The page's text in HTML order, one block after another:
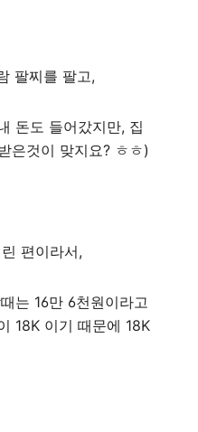
팔찌를 팔고,
돈도 들어갔지만, 집
은것이 맞지요? ㅎㅎ)
편이라서,
는 16만 6천원이라고
18K 이기 때문에 18K